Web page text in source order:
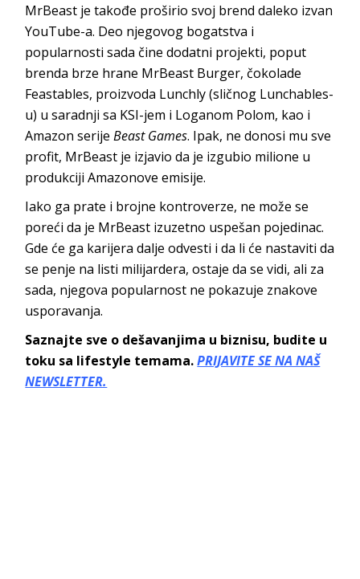
MrBeast je takođe proširio svoj brend daleko izvan
YouTube-a. Deo njegovog bogatstva i
popularnosti sada čine dodatni projekti, poput
brenda brze hrane MrBeast Burger, čokolade
Feastables, proizvoda Lunchly (sličnog Lunchables-
u) u saradnji sa KSI-jem i Loganom Polom, kao i
Amazon serijeBeast Games. Ipak, ne donosi mu sve
profit, MrBeast je izjavio da je izgubio milione u
produkciji Amazonove emisije.
Iako ga prate i brojne kontroverze, ne može se
poreći da je MrBeast izuzetno uspešan pojedinac.
Gde će ga karijera dalje odvesti i da li će nastaviti da
se penje na listi milijardera, ostaje da se vidi, ali za
sada, njegova popularnost ne pokazuje znakove
usporavanja.
Saznajte sve o dešavanjima u biznisu, budite u
toku sa lifestyle temama.PRIJAVITE SE NA NAŠ
NEWSLETTER.